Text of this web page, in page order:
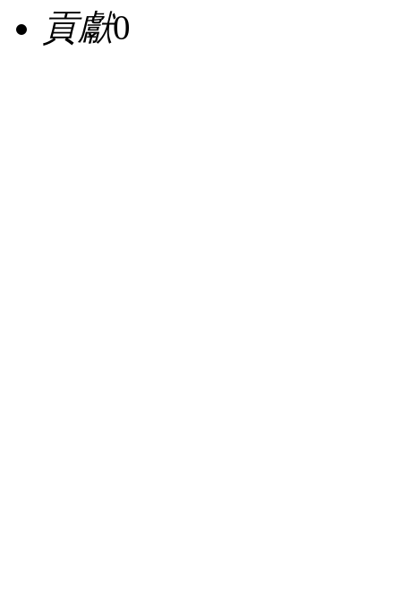
貢獻0